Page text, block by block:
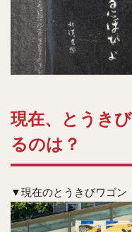
現在、とうき
るのは？
▼現在のとうきびワゴン